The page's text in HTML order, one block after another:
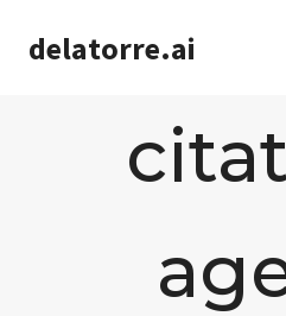
delatorre.ai